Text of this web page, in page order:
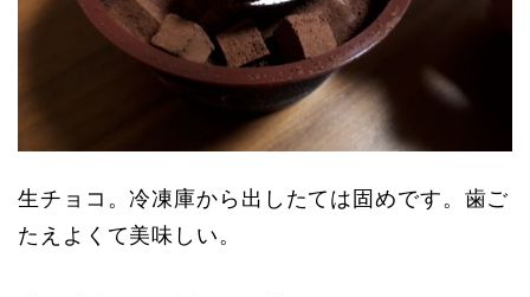
生チョコ。冷凍庫から出したては固めです。歯ご
たえよくて美味しい。